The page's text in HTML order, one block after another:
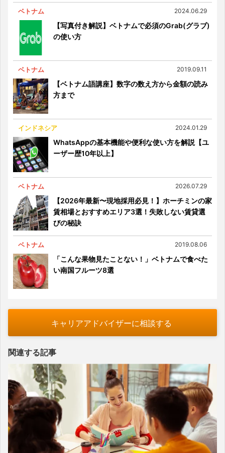
ベトナム 2024.06.29
【写真付き解説】ベトナムで必須のGrab(グラブ)
の使い方
ベトナム 2019.09.11
【ベトナム語講座】数字の数え方から金額の読み
方まで
インドネシア 2024.01.29
WhatsAppの基本機能や便利な使い方を解説【ユ
ーザー歴10年以上】
ベトナム 2026.07.29
【2026年最新〜現地採用必見！】ホーチミンの家
賃相場とおすすめエリア3選！失敗しない賃貸選
びの秘訣
ベトナム 2019.08.06
「こんな果物見たことない！」ベトナムで食べた
い南国フルーツ8選
キャリアアドバイザーに相談する
関連する記事